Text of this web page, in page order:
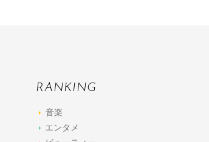
RANKING
音楽
エンタメ